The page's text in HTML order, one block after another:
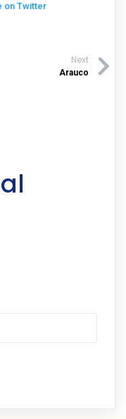
on Twitter
Next
Arauco